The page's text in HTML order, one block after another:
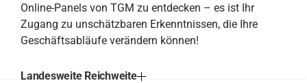
Online-Panels von TGM zu entdecken – es ist Ihr
Zugang zu unschätzbaren Erkenntnissen, die Ihre
Geschäftsabläufe verändern können!
Landesweite Reichweite